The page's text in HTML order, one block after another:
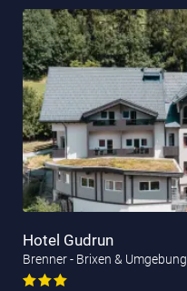
Hotel Gudrun
Brenner - Brixen & Umgebung